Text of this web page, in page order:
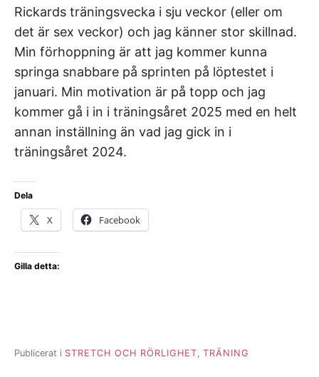
Rickards träningsvecka i sju veckor (eller om
det är sex veckor) och jag känner stor skillnad.
Min förhoppning är att jag kommer kunna
springa snabbare på sprinten på löptestet i
januari. Min motivation är på topp och jag
kommer gå i in i träningsåret 2025 med en helt
annan inställning än vad jag gick in i
träningsåret 2024.
Dela
X Facebook
Gilla detta:
Publicerat i STRETCH OCH RÖRLIGHET TRÄNING